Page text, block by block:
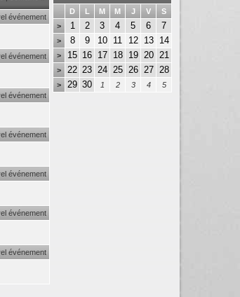
événement
événement
événement
événement
événement
événement
événement
D L M M J V
S
>
1 2 3 4 5 6 7
> 8 9 10 11 12 13 14
> 15 16 17 18 19 20 21
> 22 23 24 25 26 27 28
> 29 30 1 2 3 4 5